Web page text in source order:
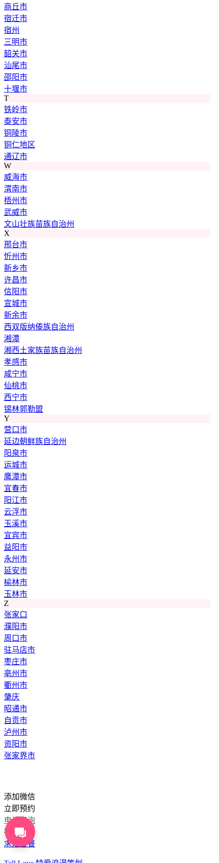
商丘市
宿迁市
宿州
三明市
韶关市
汕尾市
邵阳市
十堰市
T
铁岭市
泰安市
铜陵市
铜仁地区
通辽市
W
威海市
渭南市
梧州市
武威市
文山壮族苗族自治州
X
邢台市
忻州市
新乡市
许昌市
信阳市
宣城市
新余市
西双版纳傣族自治州
湘潭
湘西土家族苗族自治州
孝感市
咸宁市
仙桃市
西宁市
锡林郭勒盟
Y
营口市
延边朝鲜族自治州
阳泉市
运城市
鹰潭市
宜春市
阳江市
云浮市
玉溪市
宜宾市
益阳市
永州市
延安市
榆林市
玉林市
Z
张家口
濮阳市
周口市
驻马店市
枣庄市
亳州市
衢州市
肇庆
昭通市
自贡市
泸州市
资阳市
张家界市
添加微信
立即预约
电话咨询
在线咨询
求婚套餐